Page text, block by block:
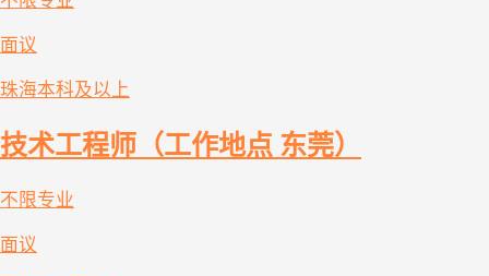
面议
珠海本科及以上
技术工程师（工作地点 东莞）
不限专业
面议